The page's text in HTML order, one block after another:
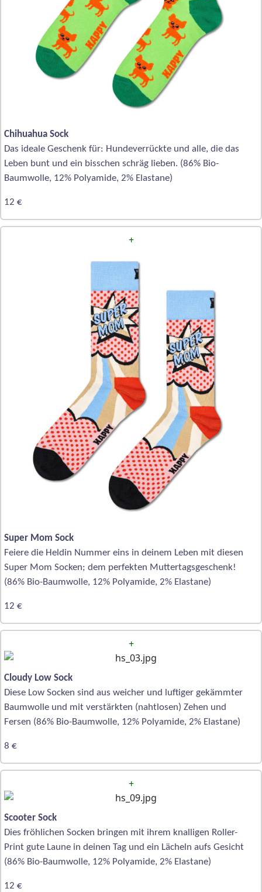
Chihuahua Sock
Das ideale Geschenk für: Hundeverrückte und alle, die das
Leben bunt und ein bisschen schräg lieben. (86% Bio-
Baumwolle, 12% Polyamide, 2% Elastane)
12 €
+
Super Mom Sock
Feiere die Heldin Nummer eins in deinem Leben mit diesen
Super Mom Socken; dem perfekten Muttertagsgeschenk!
(86% Bio-Baumwolle, 12% Polyamide, 2% Elastane)
12 €
+
Cloudy Low Sock
Diese Low Socken sind aus weicher und luftiger gekämmter
Baumwolle und mit verstärkten (nahtlosen) Zehen und
Fersen (86% Bio-Baumwolle, 12% Polyamide, 2% Elastane)
8 €
+
Scooter Sock
Dies fröhlichen Socken bringen mit ihrem knalligen Roller-
Print gute Laune in deinen Tag und ein Lächeln aufs Gesicht
(86% Bio-Baumwolle, 12% Polyamide, 2% Elastane)
12 €